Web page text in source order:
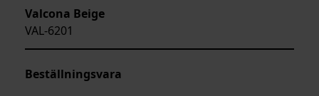
Valcona Beige
VAL-6201
Beställningsvara